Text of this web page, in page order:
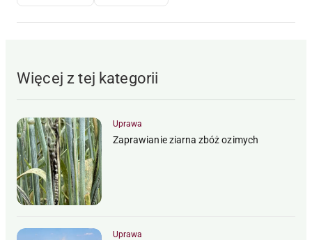
Więcej z tej kategorii
Uprawa
Zaprawianie ziarna zbóż ozimych
Uprawa